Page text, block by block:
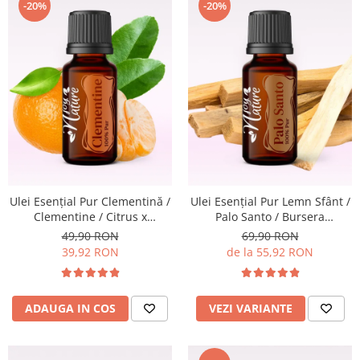
-20%
Ulei Esențial Pur Clementină /
Clementine / Citrus x
clementina 15ml -
Aromaterapie Sigura | nJoy
Nature
49,90 RON
39,92 RON
ADAUGA IN COS
-20%
Ulei Esențial Pur Lemn Sfânt /
Palo Santo / Bursera
Graveolens 5ml / 15ml -
Aromaterapie Sigura | nJoy
Nature
69,90 RON
de la 55,92 RON
VEZI VARIANTE